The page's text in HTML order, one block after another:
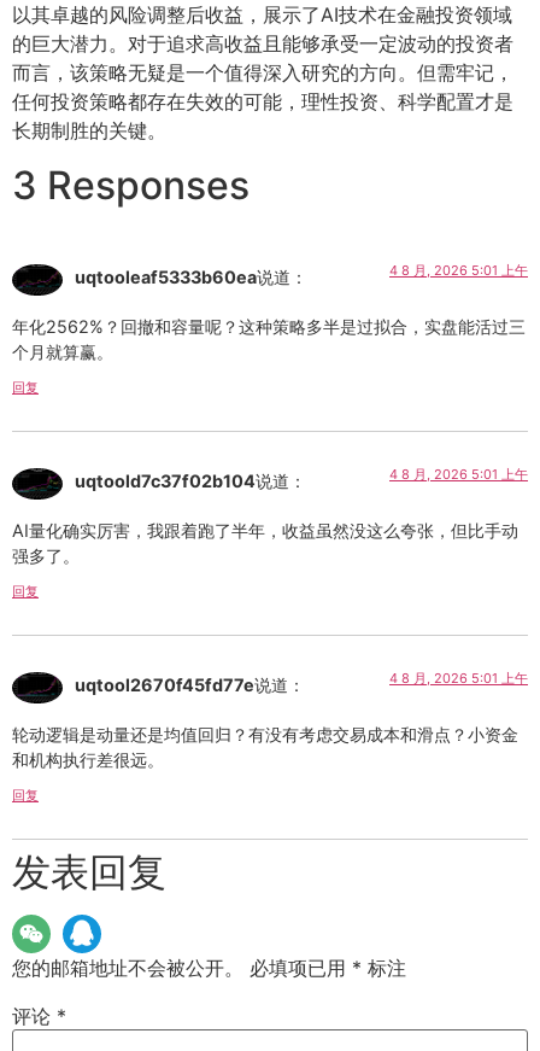
以其卓越的风险调整后收益，展示了AI技术在金融投资领域
的巨大潜力。对于追求高收益且能够承受一定波动的投资者
而言，该策略无疑是一个值得深入研究的方向。但需牢记，
任何投资策略都存在失效的可能，理性投资、科学配置才是
长期制胜的关键。
3 Responses
uqtooleaf5333b60ea说道： 4 8 月, 2026 5:01 上午
年化2562%？回撤和容量呢？这种策略多半是过拟合，实盘能活过三
个月就算赢。
回复
uqtoold7c37f02b104说道： 4 8 月, 2026 5:01 上午
AI量化确实厉害，我跟着跑了半年，收益虽然没这么夸张，但比手动
强多了。
回复
uqtool2670f45fd77e说道： 4 8 月, 2026 5:01 上午
轮动逻辑是动量还是均值回归？有没有考虑交易成本和滑点？小资金
和机构执行差很远。
回复
发表回复
您的邮箱地址不会被公开。 必填项已用 * 标注
评论 *